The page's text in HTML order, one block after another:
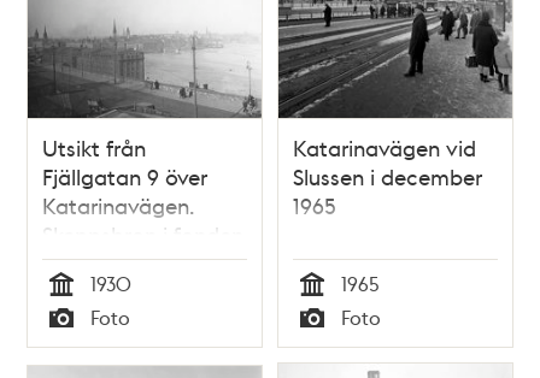
Utsikt från
Fjällgatan 9 över
Katarinavägen.
Skeppsbron i fonden
Tid
1930
Typ
Foto
Katarinavägen vid
Slussen i december
1965
Tid
1965
Typ
Foto